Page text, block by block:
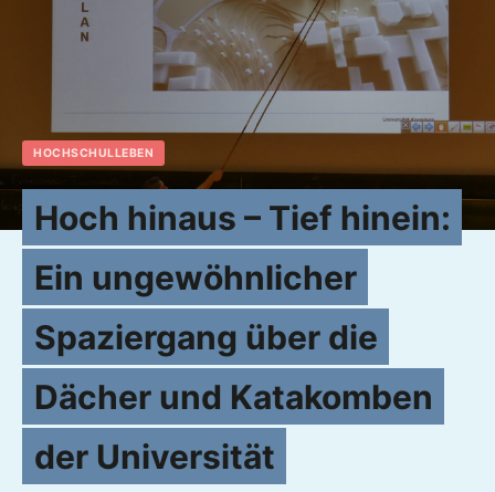
HOCHSCHULLEBEN
Hoch hinaus – Tief hinein:
Ein ungewöhnlicher
Spaziergang über die
Dächer und Katakomben
der Universität